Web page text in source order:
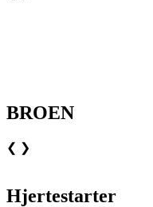
BROEN
❮ ❯
Hjertestarter